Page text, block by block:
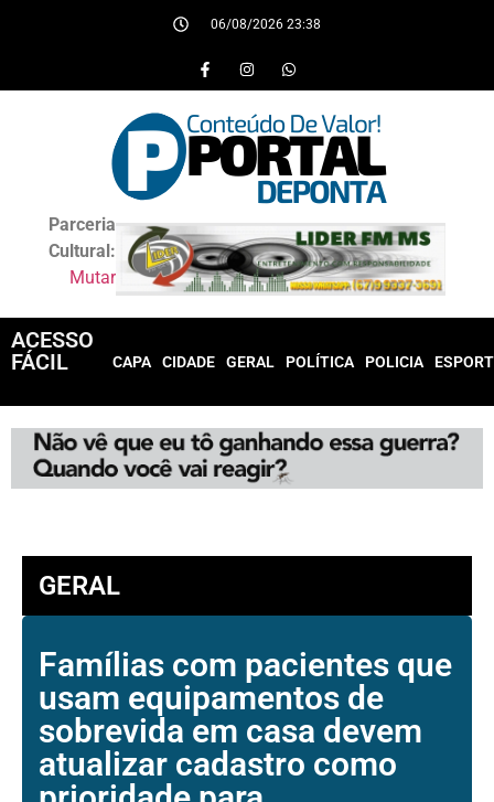
06/08/2026 23:38
Parceria
Cultural:
Mutar
ACESSO
FÁCIL
CAPA CIDADE GERAL POLÍTICA POLICIA
GERAL
Famílias com pacientes que
usam equipamentos de
sobrevida em casa devem
atualizar cadastro como